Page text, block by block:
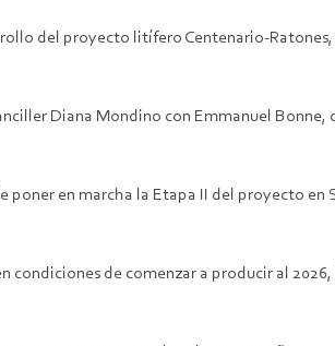
del proyecto litífero Centenario-
Diana Mondino con Emmanuel
en marcha la Etapa II del proyecto
condiciones de comenzar a producir al